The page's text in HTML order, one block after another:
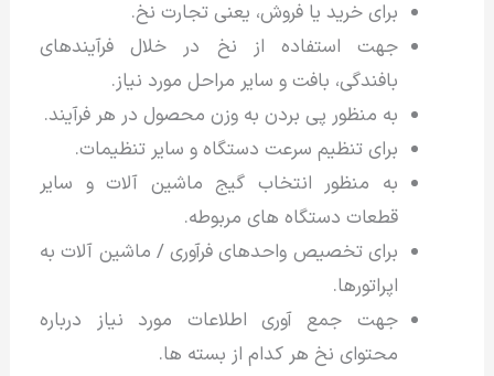
برای خرید یا فروش، یعنی تجارت نخ.
جهت استفاده از نخ در خلال فرآیندهای
بافندگی، بافت و سایر مراحل مورد نیاز.
به منظور پی بردن به وزن محصول در هر فرآیند.
برای تنظیم سرعت دستگاه و سایر تنظیمات.
به منظور انتخاب گیج ماشین آلات و سایر
قطعات دستگاه های مربوطه.
برای تخصیص واحدهای فرآوری / ماشین آلات به
اپراتورها.
جهت جمع آوری اطلاعات مورد نیاز درباره
محتوای نخ هر کدام از بسته ها.